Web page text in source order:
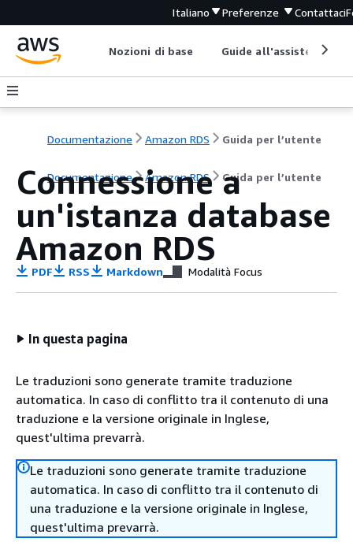
Italiano Preferenze Contattaci
Nozioni di base Guide all'assistenza
Documentazione Amazon RDS Guida per l’utente
Documentazione Amazon RDS Guida per l’utente
Connessione a
un'istanza database
Amazon RDS
PDF RSS Markdown Modalità Focus
In questa pagina
Le traduzioni sono generate tramite traduzione
automatica. In caso di conflitto tra il contenuto di una
traduzione e la versione originale in Inglese,
quest'ultima prevarrà.
Le traduzioni sono generate tramite traduzione
automatica. In caso di conflitto tra il contenuto di
una traduzione e la versione originale in Inglese,
quest'ultima prevarrà.